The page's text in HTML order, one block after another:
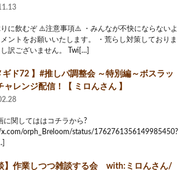
りに飲むぞ ⚠️注意事項⚠️ ・みんなが不快にならないよ
メントをお願いいたします。 ・荒らし対策しておりま
訳ございません。 Twi[…]
ギド72 】#推しパ調整会 ～特別編～ボスラッ
ャレンジ配信！【 ミロんさん 】
に関してははコチラから?
x.com/orph_Breloom/status/1762761356149985450?
】作業しつつ雑談する会 with:ミロんさん/